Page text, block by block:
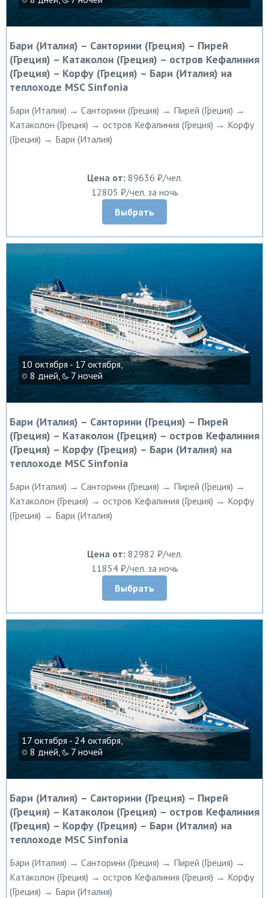
Бари (Италия) – Санторини (Греция) – Пирей
(Греция) – Катаколон (Греция) – остров Кефалиния
(Греция) – Корфу (Греция) – Бари (Италия) на
теплоходе MSC Sinfonia
Бари (Италия) → Санторини (Греция) → Пирей (Греция) →
Катаколон (Греция) → остров Кефалиния (Греция) → Корфу
(Греция) → Бари (Италия)
Цена от: 89636 ₽/чел.
12805 ₽/чел. за ночь
Выбрать
10 октября - 17 октября,
8 дней,
7 ночей
Бари (Италия) – Санторини (Греция) – Пирей
(Греция) – Катаколон (Греция) – остров Кефалиния
(Греция) – Корфу (Греция) – Бари (Италия) на
теплоходе MSC Sinfonia
Бари (Италия) → Санторини (Греция) → Пирей (Греция) →
Катаколон (Греция) → остров Кефалиния (Греция) → Корфу
(Греция) → Бари (Италия)
Цена от: 82982 ₽/чел.
11854 ₽/чел. за ночь
Выбрать
17 октября - 24 октября,
8 дней,
7 ночей
Бари (Италия) – Санторини (Греция) – Пирей
(Греция) – Катаколон (Греция) – остров Кефалиния
(Греция) – Корфу (Греция) – Бари (Италия) на
теплоходе MSC Sinfonia
Бари (Италия) → Санторини (Греция) → Пирей (Греция) →
Катаколон (Греция) → остров Кефалиния (Греция) → Корфу
(Греция) → Бари (Италия)